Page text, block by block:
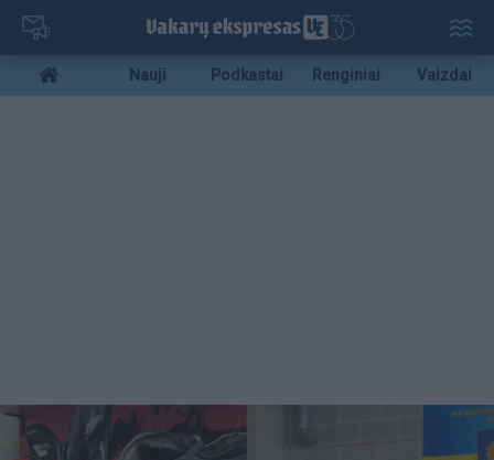
Pereiti
pagrindinį
turinį
Mobile
menu
Nauji Podkastai Renginiai Vaizdai